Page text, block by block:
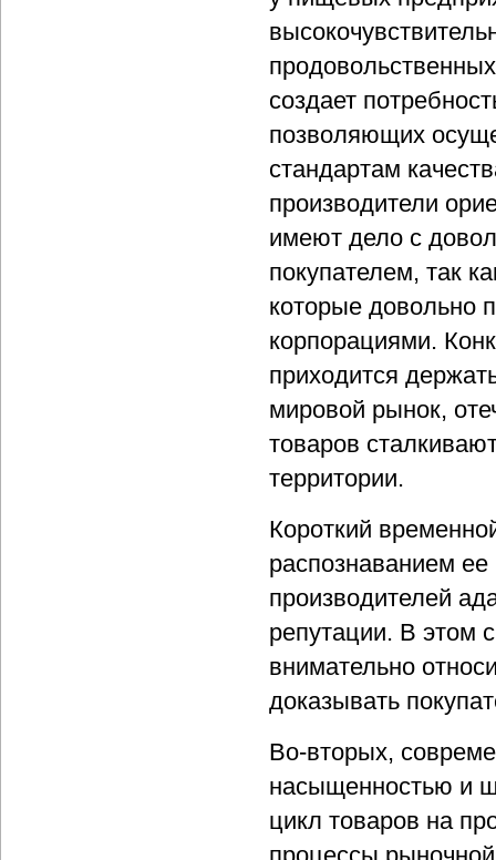
создает
позволяющих
стандартам
производители
имеют дело с
покупателем, так
которые довольно
корпорациями.
приходится
мировой рынок,
товаров
территории.
Короткий
распознаванием
производителей
репутации. В этом
внимательно
доказывать
Во-вторых,
насыщенностью и
цикл товаров на